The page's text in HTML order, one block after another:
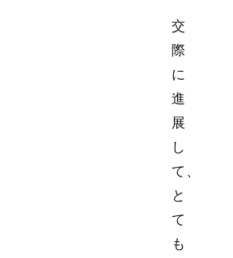
交
際
に
進
展
し
て、
と
て
も